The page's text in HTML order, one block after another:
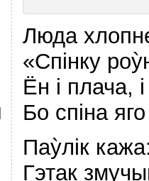
Люда
«Спiнку
Ён i плача,
Бо спiна
Паỳлiк
Гэтак